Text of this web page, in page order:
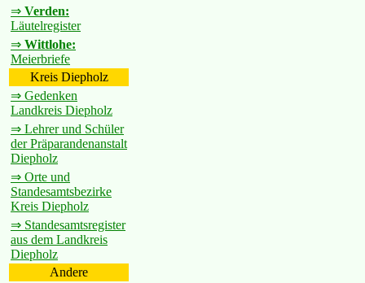
⇒ Verden:
Läutelregister
⇒ Wittlohe:
Meierbriefe
Kreis Diepholz
⇒ Gedenken
Landkreis Diepholz
⇒ Lehrer und Schüler
der Präparandenanstalt
Diepholz
⇒ Orte und
Standesamtsbezirke
Kreis Diepholz
⇒ Standesamtsregister
aus dem Landkreis
Diepholz
Andere